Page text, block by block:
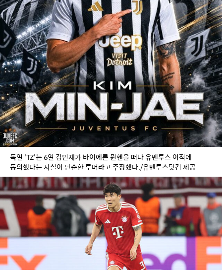
독일 'TZ'는 6일 김민재가 바이에른 뮌헨을 떠나 유벤투스 이적에
동의했다는 사실이 단순한 루머라고 주장했다./유벤투스닷컴 제공